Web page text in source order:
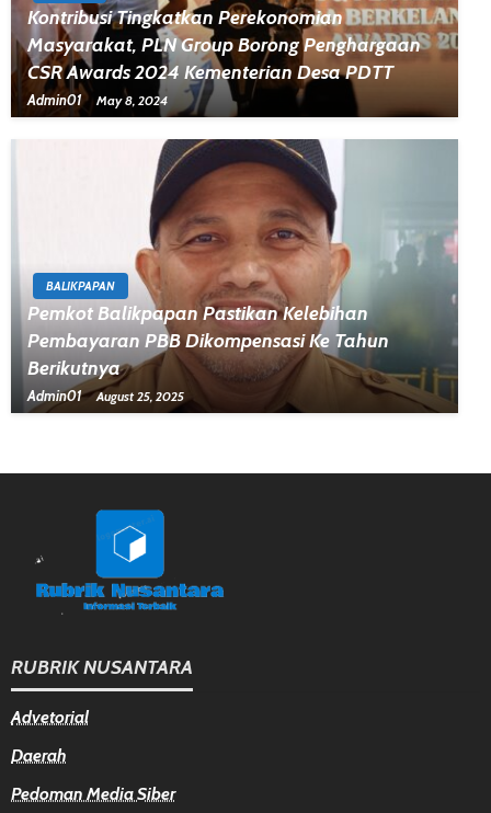
Kontribusi Tingkatkan Perekonomian
Masyarakat, PLN Group Borong Penghargaan
CSR Awards 2024 Kementerian Desa PDTT
Admin01 May 8, 2024
BALIKPAPAN
Pemkot Balikpapan Pastikan Kelebihan
Pembayaran PBB Dikompensasi Ke Tahun
Berikutnya
Admin01 August 25, 2025
RUBRIK NUSANTARA
Advetorial
Daerah
Pedoman Media Siber